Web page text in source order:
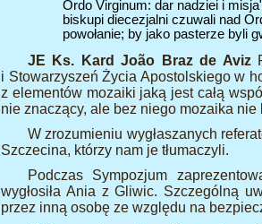
Ordo Virginum: dar nadziei i
biskupi diecezjalni czuwali nad
powołanie; by jako pasterze byli
JE Ks. Kard João Braz de Aviz
i Stowarzyszeń Życia Apostolskiego w
z elementów mozaiki jaką jest całą
nie znaczący, ale bez niego mozaika nie
W zrozumieniu wygłaszanych
Szczecina, którzy nam je tłumaczyli.
Podczas Sympozjum
wygłosiła Ania z Gliwic. Szczególną
przez inną osobę ze względu na